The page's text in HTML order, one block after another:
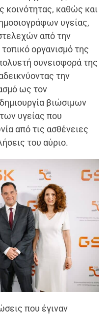
κοινότητας, καθώς και
υγείας,
από την
τοπικό οργανισμό της
συνεισφορά της
την
ως τον
βιώσιμων
υγείας που
από τις ασθένειες
του αύριο.
που έγιναν